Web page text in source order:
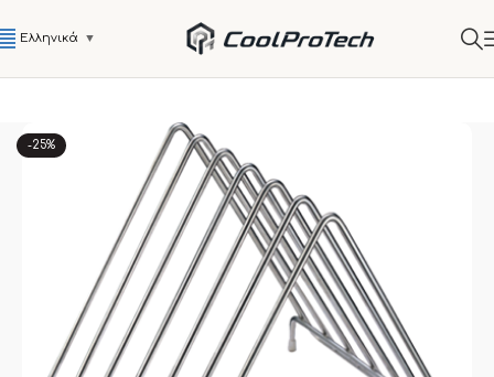
Ελληνικά ▼
-25%